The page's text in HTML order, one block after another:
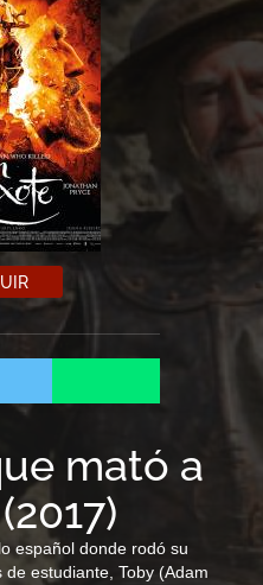
mató a
(2017)
español donde rodó su
estudiante, Toby (Adam